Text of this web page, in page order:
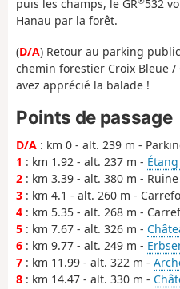
puis les champs, le GR 532
Hanau par la forêt.
(D/A) Retour au parking
chemin forestier Croix Bleue /
avez apprécié la balade !
Points de passage
D/A : km 0 - alt. 239 m -
1 : km 1.92 - alt. 237 m -
2 : km 3.39 - alt. 380 m -
3 : km 4.1 - alt. 260 m -
4 : km 5.35 - alt. 268 m -
5 : km 7.67 - alt. 326 m -
6 : km 9.77 - alt. 249 m -
7 : km 11.99 - alt. 322 m -
8 : km 14.47 - alt. 330 m -